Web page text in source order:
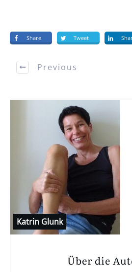
Share Tweet
Previous
Katrin Glunk
Über die